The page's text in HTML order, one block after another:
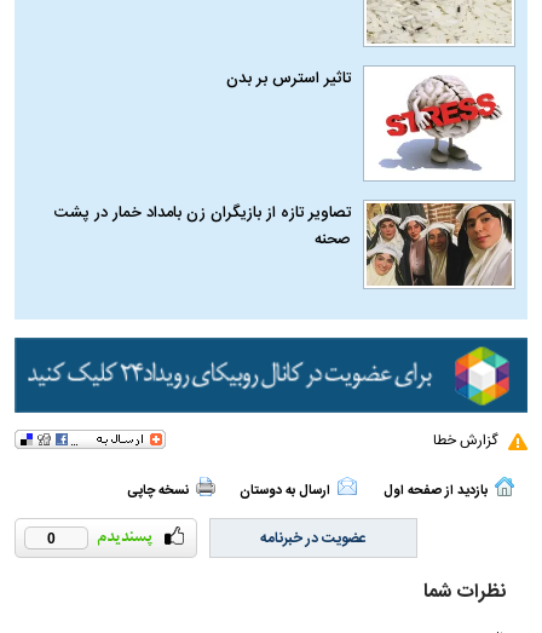
تاثیر استرس بر بدن
تصاویر تازه از بازیگران زن بامداد خمار در پشت
صحنه
گزارش خطا
بازدید از صفحه اول ارسال به دوستان نسخه چاپی
0 عضویت در خبرنامه
نظرات شما